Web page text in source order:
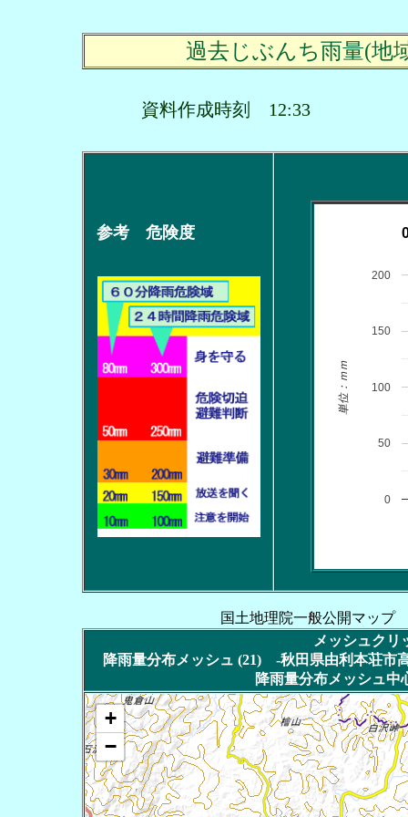
過去じぶんち雨量(地
資料作成時刻 12:33
参考 危険度
0
50
100
150
200
単位：ｍｍ
国土地理院一般公開マップ
メッシュクリ
降雨量分布メッシュ (21) -秋田県由利本荘
降雨量分布メッシュ
+
−